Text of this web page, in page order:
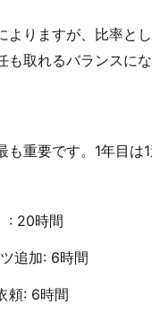
りますが、比率と
取れるバランスにな
重要です。1年目
: 20時間
追加: 6時間
頼: 6時間